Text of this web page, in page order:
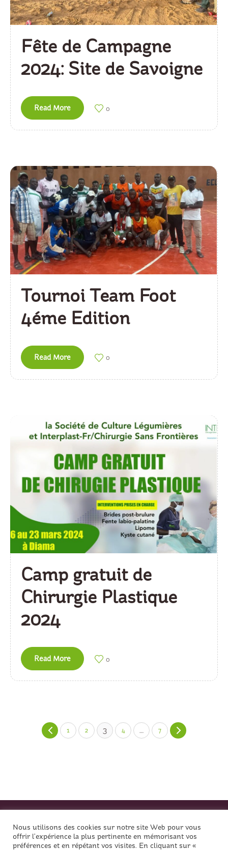
Fête de Campagne
2024: Site de Savoigne
Read More 0
Tournoi Team Foot
4éme Edition
Read More 0
Camp gratuit de
Chirurgie Plastique
2024
Read More 0
1 2 3 4 … 7
Nous utilisons des cookies sur notre site Web pour vous
offrir l'expérience la plus pertinente en mémorisant vos
préférences et en répétant vos visites. En cliquant sur «